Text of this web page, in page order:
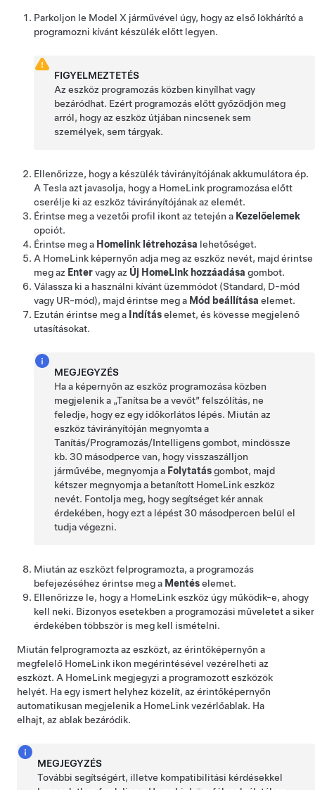
Parkoljon le Model X járművével úgy, hogy az első lökhárító a
programozni kívánt készülék előtt legyen.
FIGYELMEZTETÉS
Az eszköz programozás közben kinyílhat vagy
bezáródhat. Ezért programozás előtt győződjön meg
arról, hogy az eszköz útjában nincsenek sem
személyek, sem tárgyak.
Ellenőrizze, hogy a készülék távirányítójának akkumulátora ép.
A Tesla azt javasolja, hogy a HomeLink programozása előtt
cserélje ki az eszköz távirányítójának az elemét.
Érintse meg a vezetői profil ikont az tetején a Kezelőelemek
opciót.
Érintse meg a Homelink létrehozása lehetőséget.
A HomeLink képernyőn adja meg az eszköz nevét, majd érintse
meg az Entervagy az Új HomeLink hozzáadása gombot.
Válassza ki a használni kívánt üzemmódot (Standard, D-mód
vagy UR-mód), majd érintse meg a Mód beállítása elemet.
Ezután érintse meg a Indításelemet, és kövesse megjelenő
utasításokat.
MEGJEGYZÉS
Ha a képernyőn az eszköz programozása közben
megjelenik a „Tanítsa be a vevőt” felszólítás, ne
feledje, hogy ez egy időkorlátos lépés. Miután az
eszköz távirányítóján megnyomta a
Tanítás/Programozás/Intelligens gombot, mindössze
kb. 30 másodperce van, hogy visszaszálljon
járművébe, megnyomja a Folytatásgombot, majd
kétszer megnyomja a betanított HomeLink eszköz
nevét. Fontolja meg, hogy segítséget kér annak
érdekében, hogy ezt a lépést 30 másodpercen belül el
tudja végezni.
Miután az eszközt felprogramozta, a programozás
befejezéséhez érintse meg a Mentéselemet.
Ellenőrizze le, hogy a HomeLink eszköz úgy működik-e, ahogy
kell neki. Bizonyos esetekben a programozási műveletet a siker
érdekében többször is meg kell ismételni.
Miután felprogramozta az eszközt, az érintőképernyőn a
megfelelő HomeLink ikon megérintésével vezérelheti az
eszközt. A HomeLink megjegyzi a programozott eszközök
helyét. Ha egy ismert helyhez közelít, az érintőképernyőn
automatikusan megjelenik a HomeLink vezérlőablak. Ha
elhajt, az ablak bezáródik.
MEGJEGYZÉS
További segítségért, illetve kompatibilitási kérdésekkel